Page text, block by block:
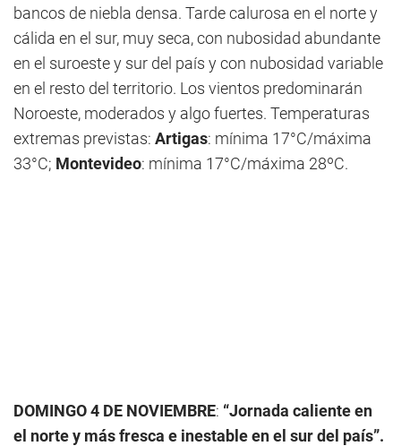
bancos de niebla densa. Tarde calurosa en el norte y
cálida en el sur, muy seca, con nubosidad abundante
en el suroeste y sur del país y con nubosidad variable
en el resto del territorio. Los vientos predominarán
Noroeste, moderados y algo fuertes. Temperaturas
extremas previstas: Artigas: mínima 17°C/máxima
33°C; Montevideo: mínima 17°C/máxima 28ºC.
DOMINGO 4 DE NOVIEMBRE: “Jornada caliente en
el norte y más fresca e inestable en el sur del país”.